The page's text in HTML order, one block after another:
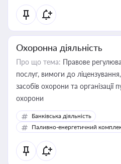
Охоронна діяльність
Про що тема: Правове
послуг, вимоги до
засобів охорони та організації
охорони
Банківська діяльність
Паливно-енергетичний